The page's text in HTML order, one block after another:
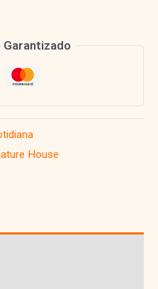
Garantizado
House